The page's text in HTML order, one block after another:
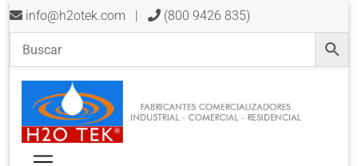
info@h2otek.com | (800 9426 835)